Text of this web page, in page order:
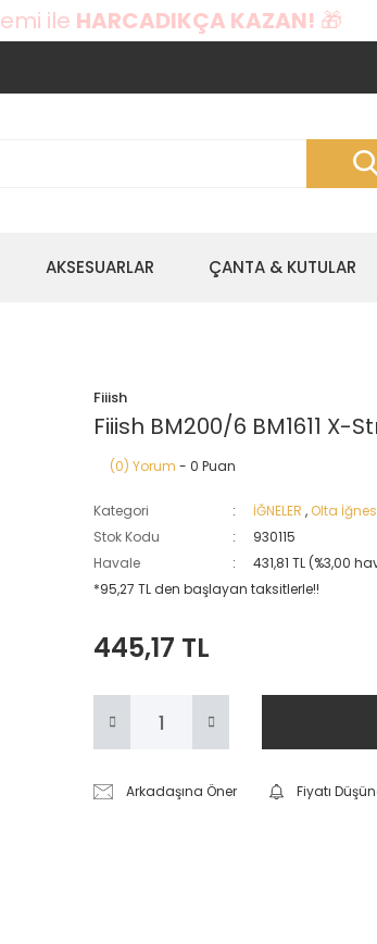
ile HARCADIKÇA KAZAN! 🎁
AKSESUARLAR ÇANTA & KUTULAR
Fiiish
Fiiish BM200/6 BM1611 X-
(0) Yorum - 0 Puan
Kategori İĞNELER , Olta
Stok Kodu
930115
Havale
431,81 TL (%3,00
*95,27 TL den başlayan taksitlerle!!
445,17 TL
Arkadaşına Öner Fiyatı